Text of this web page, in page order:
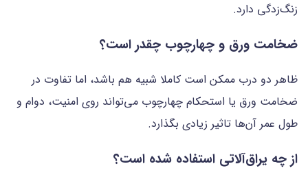
زنگ‌زدگی دارد.
ضخامت ورق و چهارچوب چقدر است؟
ظاهر دو درب ممکن است کاملا شبیه هم باشد، اما تفاوت در
ضخامت ورق یا استحکام چهارچوب می‌تواند روی امنیت، دوام و
طول عمر آن‌ها تاثیر زیادی بگذارد.
از چه یراق‌آلاتی استفاده شده است؟